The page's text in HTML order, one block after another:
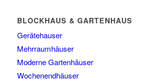
BLOCKHAUS & GARTENHAUS
Gerätehauser
Mehrraumhäuser
Moderne Gartenhäuser
Wochenendhäuser